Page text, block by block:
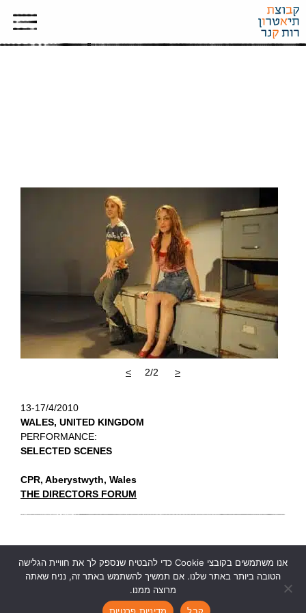
<
2/2
>
13-17/4/2010
WALES, UNITED KINGDOM
PERFORMANCE:
SELECTED SCENES
CPR, Aberystwyth, Wales
THE DIRECTORS FORUM
Ruth Kanner Theatre Group|rktheatre@gmail.com
אנו משתמשים בקובצי Cookie כדי להבטיח שנספק לך את חוויית הגלישה
הטובה ביותר באתר שלנו. אם תמשיך להשתמש באתר זה, נניח שאתה
מרוצה ממנו.
קבל
מדיניות פרטיות